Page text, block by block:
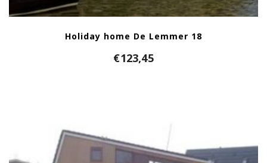
Holiday home De Lemmer 18
€123,45